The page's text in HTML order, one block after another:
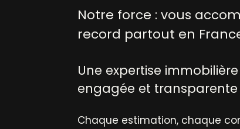
Notre force : vous
record partout en
Une expertise immobilière
engagée et transparente
Chaque estimation, chaque